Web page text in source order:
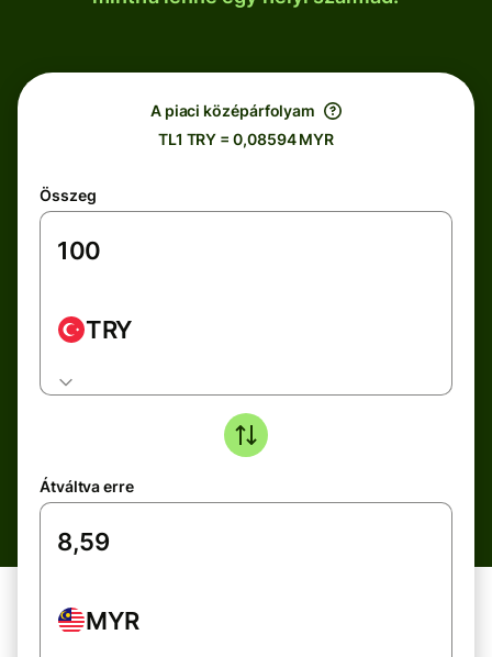
A piaci középárfolyam
TL1 TRY = 0,08594 MYR
Összeg
TRY
Átváltva erre
MYR